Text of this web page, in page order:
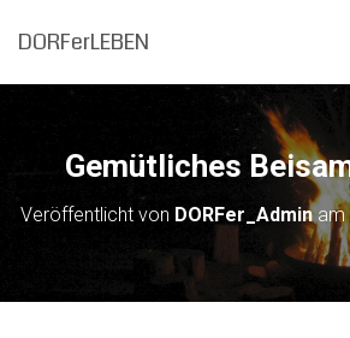
DORFerLEBEN
Gemütliches
Veröffentlicht von DORFer_Adminam